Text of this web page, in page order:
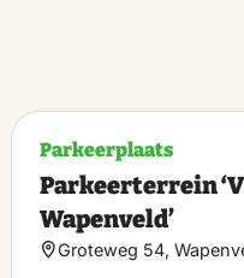
Parkeerplaats
Parkeerterrein
Wapenveld’
Groteweg 54,